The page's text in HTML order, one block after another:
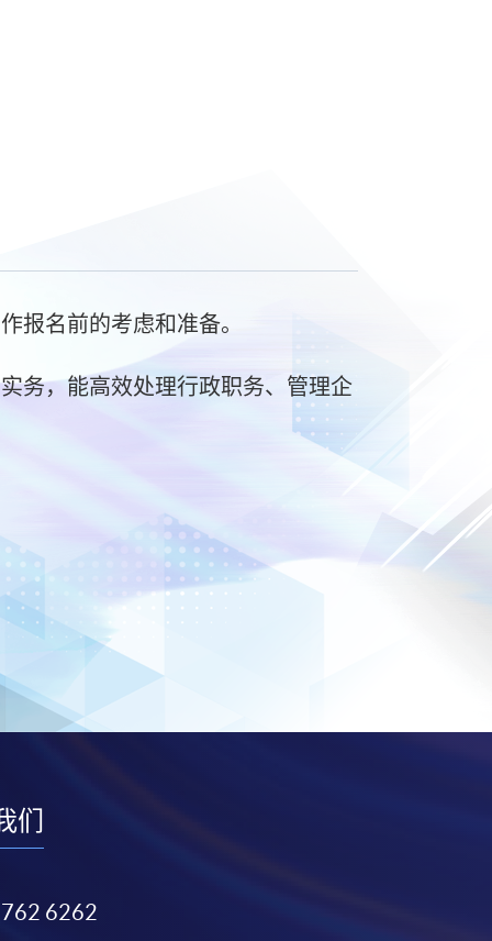
报名前的考虑和准备。
务，能高效处理行政职务、管理企
们
6262